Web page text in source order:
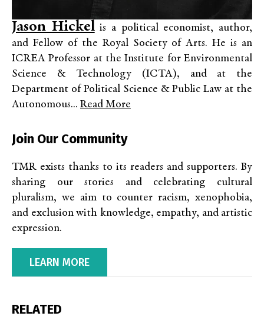
Jason Hickelis a political economist, author,
and Fellow of the Royal Society of Arts. He is an
ICREA Professor at the Institute for Environmental
Science & Technology (ICTA), and at the
Department of Political Science & Public Law at the
Autonomous... Read More
Join Our Community
TMR exists thanks to its readers and supporters. By
sharing our stories and celebrating cultural
pluralism, we aim to counter racism, xenophobia,
and exclusion with knowledge, empathy, and artistic
expression.
LEARN MORE
RELATED